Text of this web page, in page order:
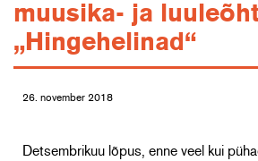
muusika- ja
„Hingehelinad“
26. november 2018
Detsembrikuu lõpus, enne veel kui